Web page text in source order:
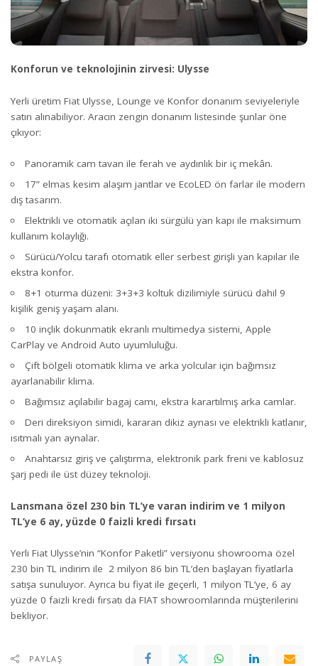
Konforun ve teknolojinin zirvesi: Ulysse
Yerli üretim Fiat Ulysse, Lounge ve Konfor donanım seviyeleriyle
satın alınabiliyor. Aracın zengin donanım listesinde şunlar öne
çıkıyor:
Panoramik cam tavan ile ferah ve aydınlık bir iç mekân.
17” elmas kesim alaşım jantlar ve EcoLED ön farlar ile modern
dış tasarım.
Elektrikli ve otomatik açılan iki sürgülü yan kapı ile maksimum
kullanım kolaylığı.
Sürücü/Yolcu tarafı otomatik eller serbest girişli yan kapılar ile
ekstra konfor.
8+1 oturma düzeni: 3+3+3 koltuk dizilimiyle sürücü dahil 9
kişilik geniş yaşam alanı.
10 inçlik dokunmatik ekranlı multimedya sistemi, Apple
CarPlay ve Android Auto uyumluluğu.
Çift bölgeli otomatik klima ve arka yolcular için bağımsız
ayarlanabilir klima.
Bağımsız açılabilir bagaj camı, ekstra karartılmış arka camlar.
Deri direksiyon simidi, kararan dikiz aynası ve elektrikli katlanır,
ısıtmalı yan aynalar.
Anahtarsız giriş ve çalıştırma, elektronik park freni ve kablosuz
şarj pedi ile üst düzey teknoloji.
Lansmana özel 230 bin TL’ye varan indirim ve 1 milyon
TL’ye 6 ay, yüzde 0 faizli kredi fırsatı
Yerli Fiat Ulysse’nin “Konfor Paketli” versiyonu showrooma özel
230 bin TL indirim ile 2 milyon 86 bin TL’den başlayan fiyatlarla
satışa sunuluyor. Ayrıca bu fiyat ile geçerli, 1 milyon TL’ye, 6 ay
yüzde 0 faizli kredi fırsatı da FIAT showroomlarında müşterilerini
bekliyor.
PAYLAŞ